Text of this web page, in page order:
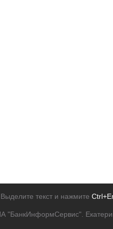
текст и нажмите
"БанкИнформСервис".